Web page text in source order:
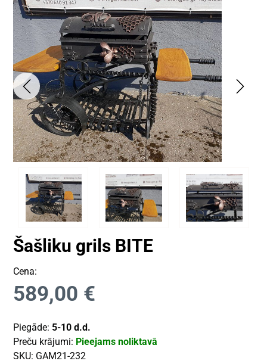
Šašliku grils BITE
Cena:
589,00 €
Piegāde:5-10 d.d.
Preču krājumi: Pieejams noliktavā
SKU: GAM21-232